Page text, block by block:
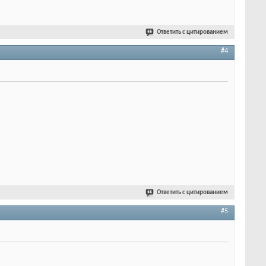
Ответить с цитированием
#4
Ответить с цитированием
#5